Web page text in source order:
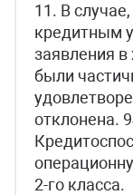
11. В
кредитным
заявления
были
отклонена.
2-го класса.